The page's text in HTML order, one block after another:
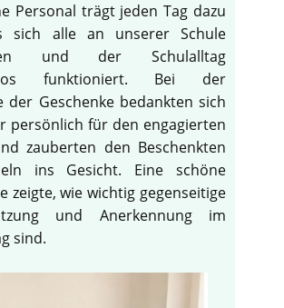
Personal trägt jeden Tag dazu
sich alle an unserer Schule
und der Schulalltag
funktioniert. Bei der
der Geschenke bedankten sich
persönlich für den engagierten
zauberten den Beschenkten
ins Gesicht. Eine schöne
zeigte, wie wichtig gegenseitige
und Anerkennung im
sind.